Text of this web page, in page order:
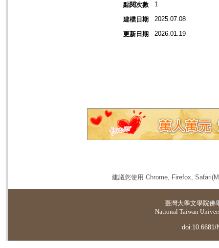
點閱次數
1
建檔日期 2025.07.08
更新日期 2026.01.19
建議您使用 Chrome, Firefox,
臺灣大學文學院佛
National Taiwan
doi:10.6681/